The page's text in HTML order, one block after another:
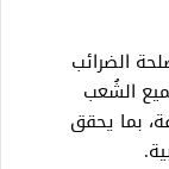
الضرائب
الشُعب
بما يحقق